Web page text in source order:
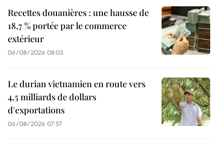
Recettes douanières : une hausse de
18,7 % portée par le commerce
extérieur
06/08/2026 08:03
Le durian vietnamien en route vers
4,5 milliards de dollars
d'exportations
06/08/2026 07:57